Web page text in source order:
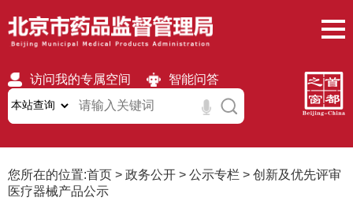
访问我的专属空间 智能问答
无障碍 繁體 移动版
您所在的位置:首页 > 政务公开 > 公示专栏 > 创新及优先评审
医疗器械产品公示